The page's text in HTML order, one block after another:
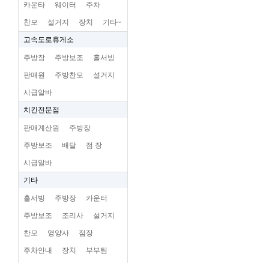
카운타 웨이터 주차
찬모 설거지 장치 기타~
고속도로휴게소
주방장 주방보조 홀서빙
판매원 주방찬모 설거지
시급알바
치킨전문점
판매계산원 주방장
주방보조 배달 점 장
시급알바
기타
홀서빙 주방장 카운터
주방보조 조리사 설거지
찬모 영양사 점장
주차안내 장치 부부팀